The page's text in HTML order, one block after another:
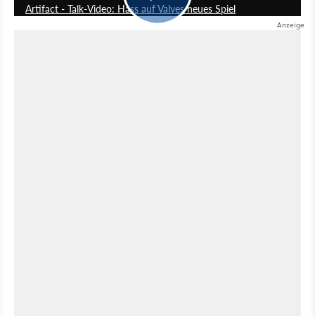
Artifact - Talk-Video: Hass auf Valves neues Spiel